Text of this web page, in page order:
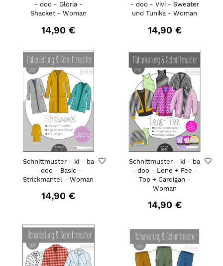
- doo - Gloria -
Shacket - Woman
14,90 €
- doo - Vivi - Sweater
und Tunika - Woman
14,90 €
Schnittmuster - ki - ba
- doo - Basic -
Strickmantel - Woman
14,90 €
Schnittmuster - ki - ba
- doo - Lene + Fee -
Top + Cardigan -
Woman
14,90 €